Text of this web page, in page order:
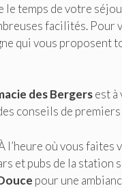
temps de votre
facilités. Pour
qui vous proposent
des Bergersest à
conseils de
À l’heure où vous
et pubs de la
pour une